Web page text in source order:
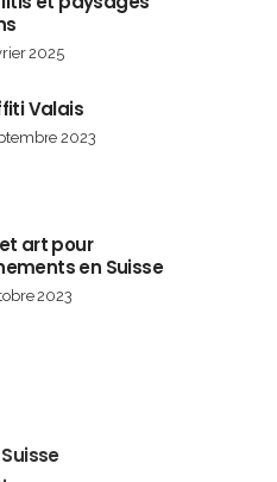
2025
Valais
2023
art pour
en Suisse
2023